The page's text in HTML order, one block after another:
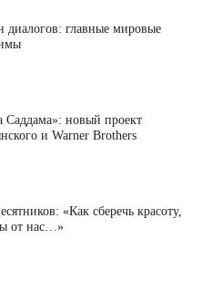
диалогов: главные мировые
Саддама»: новый проект
и Warner Brothers
«Как сберечь красоту,
от нас…»